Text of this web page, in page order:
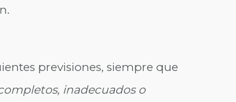
previsiones, siempre que
inadecuados o